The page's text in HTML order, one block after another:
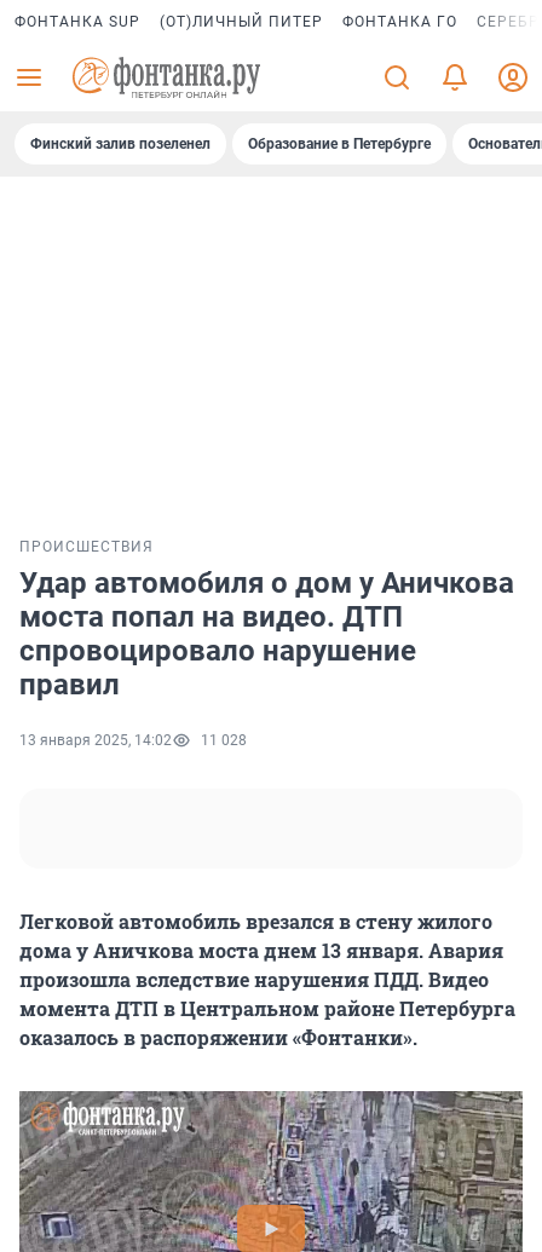
ФОНТАНКА SUP (ОТ)ЛИЧНЫЙ ПИТЕР ФОНТАНКА ГО
Финский залив позеленел Образование в Петербурге
ПРОИСШЕСТВИЯ
Удар автомобиля о дом у Аничкова
моста попал на видео. ДТП
спровоцировало нарушение
правил
13 января 2025, 14:02 11 028
Легковой автомобиль врезался в стену жилого
дома у Аничкова моста днем 13 января. Авария
произошла вследствие нарушения ПДД. Видео
момента ДТП в Центральном районе Петербурга
оказалось в распоряжении «Фонтанки».